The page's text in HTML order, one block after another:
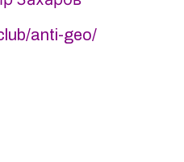
anti-geo/